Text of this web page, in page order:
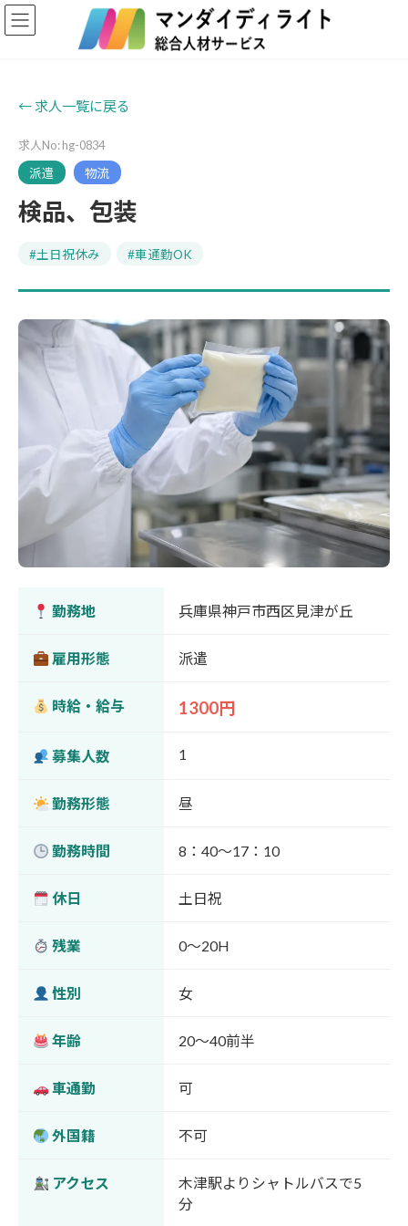
コ
ン
ナ
ビ
← 求人一覧に戻る
求人No: hg-0834
派遣
物流
検品、包装
#土日祝休み #車通勤OK
勤務地 兵庫県神戸市西区見津が丘
雇用形態 派遣
時給・給与 1300円
募集人数 1
勤務形態 昼
勤務時間 8：40～17：10
休日 土日祝
残業 0～20H
性別 女
年齢 20～40前半
車通勤 可
外国籍 不可
アクセス
木津駅よりシャトルバスで5
分